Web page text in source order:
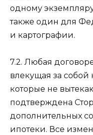
одному
также один для
и картографии.
7.2. Любая
влекущая за собой
которые не
подтверждена
дополнительных
ипотеки. Все